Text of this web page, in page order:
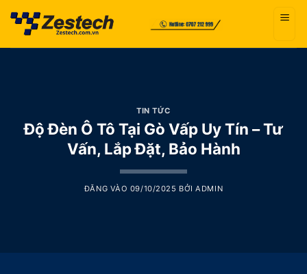
qua
TIN TỨC
Độ Đèn Ô Tô Tại Gò Vấp Uy Tín – Tư
Vấn, Lắp Đặt, Bảo Hành
ĐĂNG VÀO 09/10/2025 BỞIADMIN